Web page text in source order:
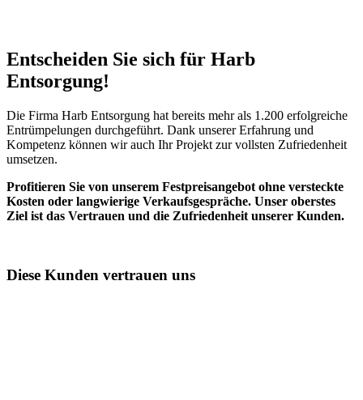
Entscheiden Sie sich für Harb
Entsorgung!​
Die Firma Harb Entsorgung hat bereits mehr als 1.200 erfolgreiche
Entrümpelungen durchgeführt. Dank unserer Erfahrung und
Kompetenz können wir auch Ihr Projekt zur vollsten Zufriedenheit
umsetzen.
Profitieren Sie von unserem Festpreisangebot ohne versteckte
Kosten oder langwierige Verkaufsgespräche. Unser oberstes
Ziel ist das Vertrauen und die Zufriedenheit unserer Kunden.
Diese Kunden vertrauen uns